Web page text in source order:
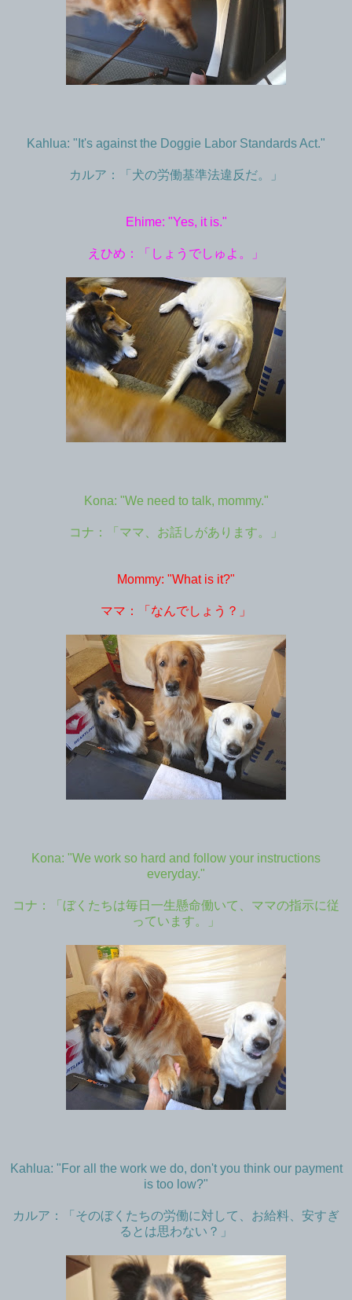
Kahlua: "It's against the Doggie Labor Standards Act."
カルア：「犬の労働基準法違反だ。」
Ehime: "Yes, it is."
えひめ：「しょうでしゅよ。」
Kona: "We need to talk, mommy."
コナ：「ママ、お話しがあります。」
Mommy: "What is it?"
ママ：「なんでしょう？」
Kona: "We work so hard and follow your instructions
everyday."
コナ：「ぼくたちは毎日一生懸命働いて、ママの指示に従
っています。」
Kahlua: "For all the work we do, don't you think our payment
is too low?"
カルア：「そのぼくたちの労働に対して、お給料、安すぎ
るとは思わない？」